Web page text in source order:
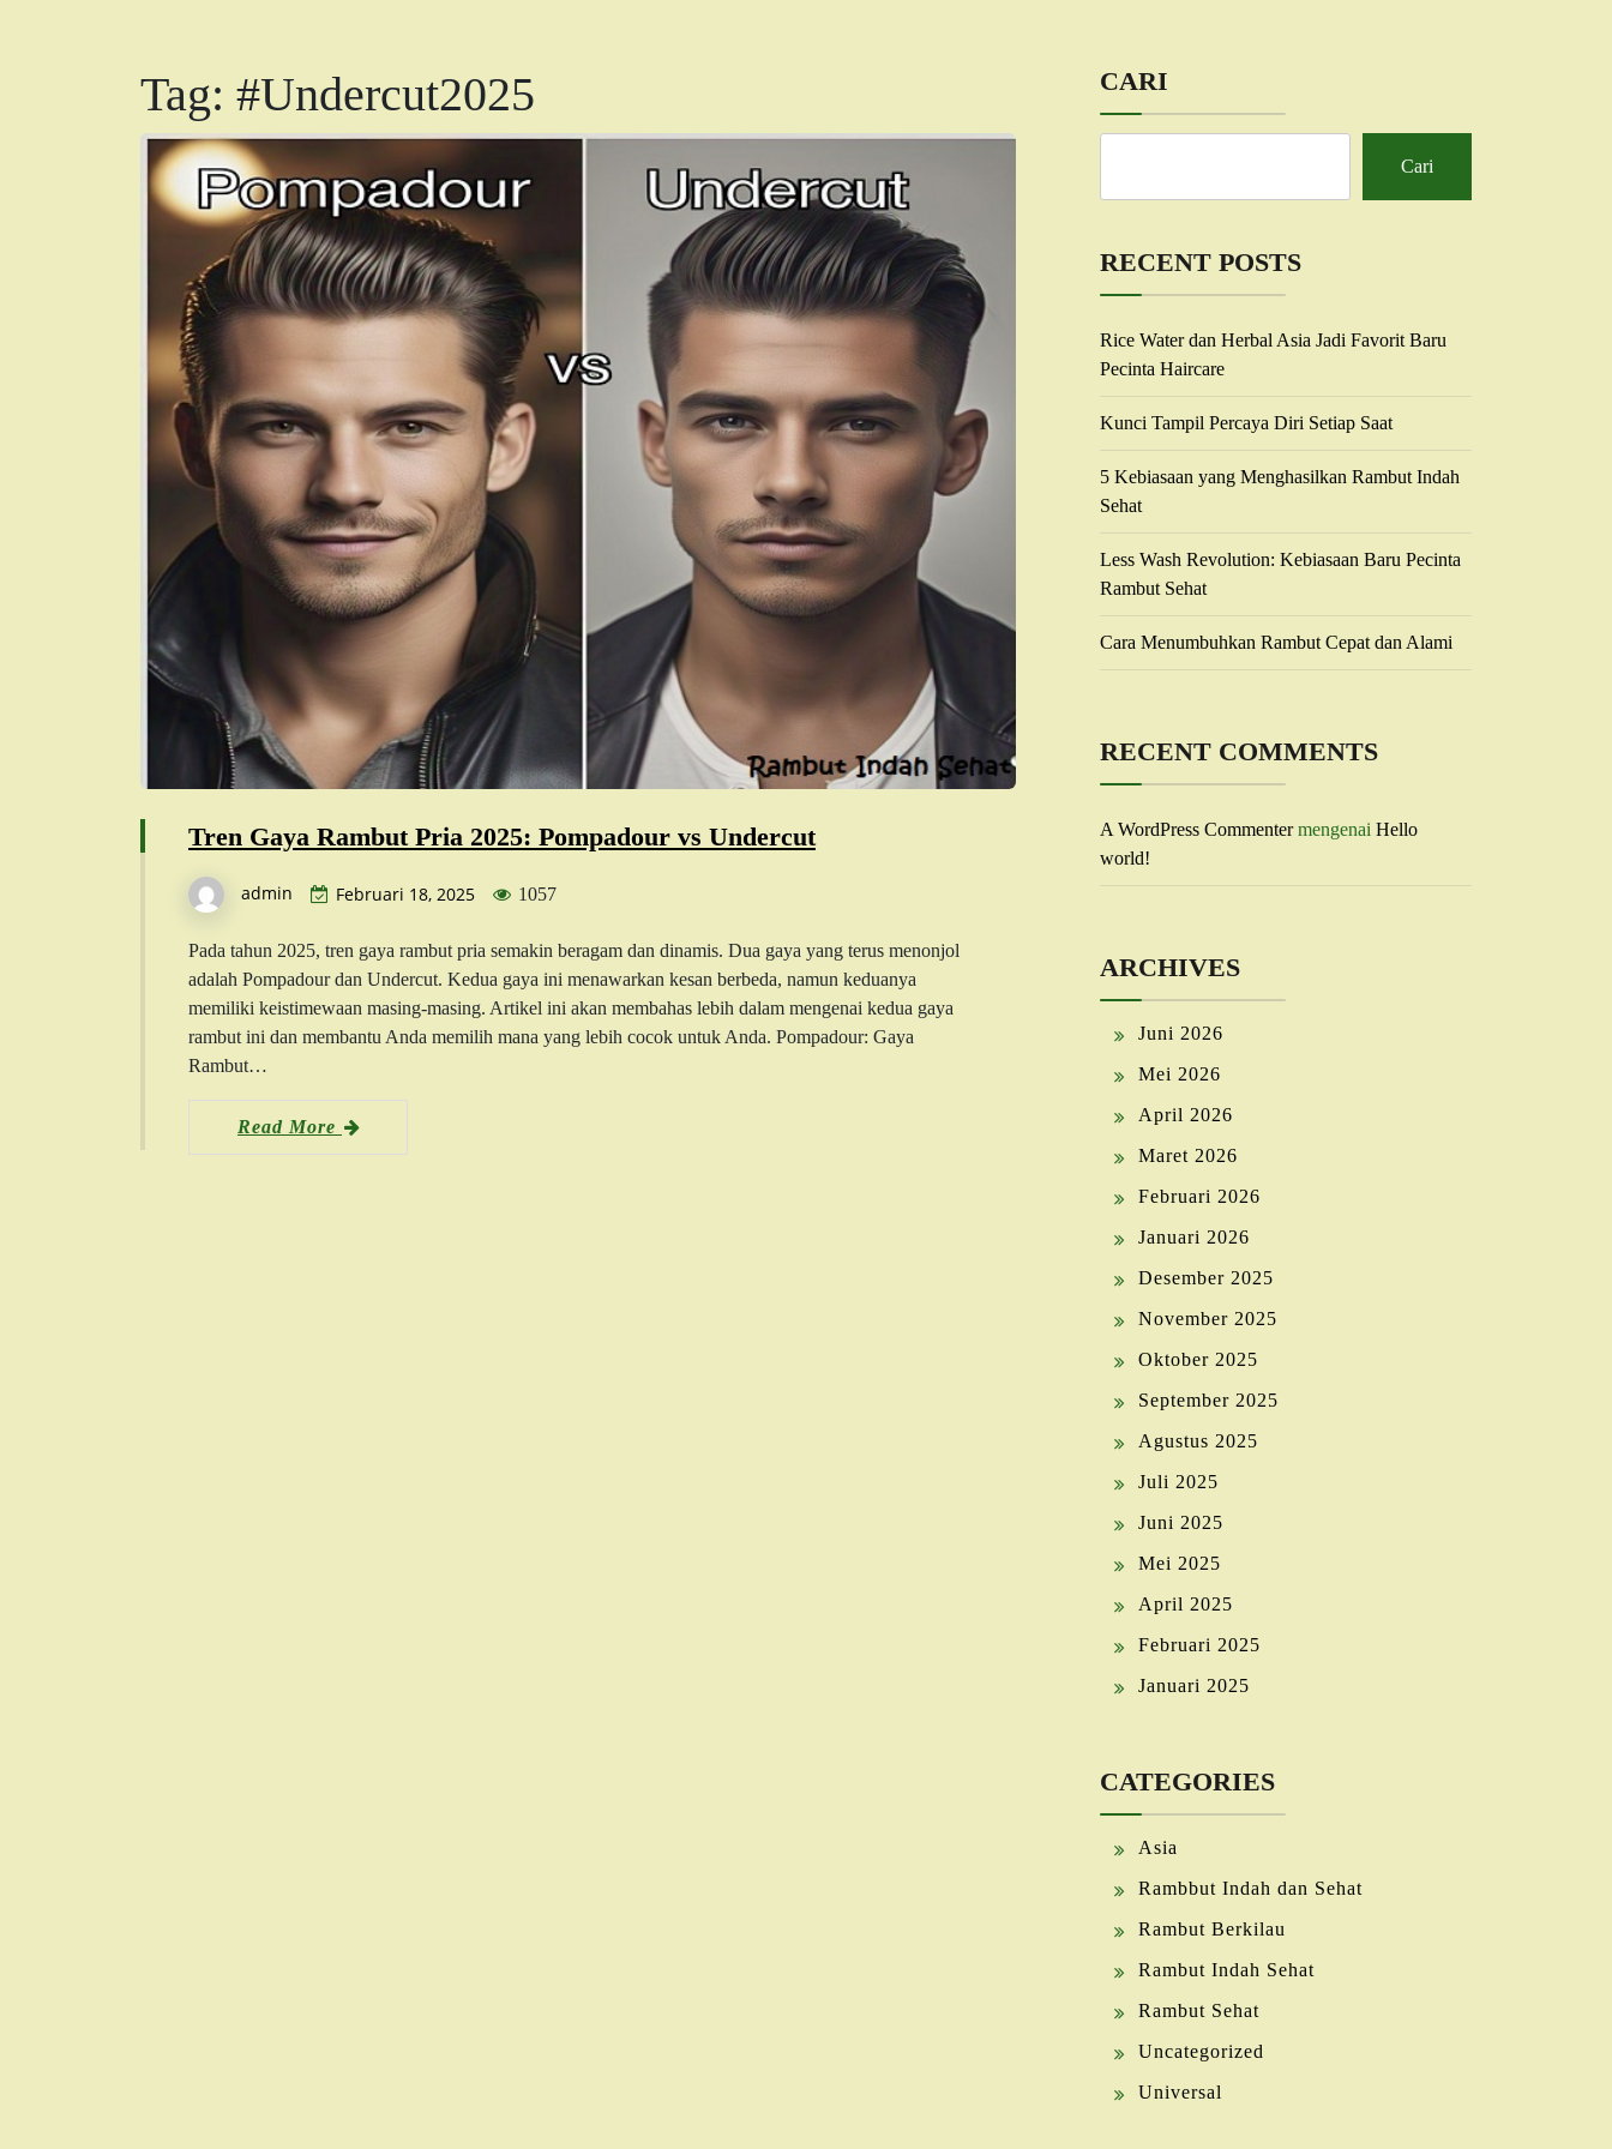
Tag: #Undercut2025
Tren Gaya Rambut Pria 2025: Pompadour vs Undercut
admin Februari 18, 2025 1057
Pada tahun 2025, tren gaya rambut pria semakin beragam dan dinamis. Dua gaya yang terus menonjol
adalah Pompadour dan Undercut. Kedua gaya ini menawarkan kesan berbeda, namun keduanya
memiliki keistimewaan masing-masing. Artikel ini akan membahas lebih dalam mengenai kedua gaya
rambut ini dan membantu Anda memilih mana yang lebih cocok untuk Anda. Pompadour: Gaya
Rambut…
Read More
CARI
Cari
RECENT POSTS
Rice Water dan Herbal Asia Jadi Favorit Baru
Pecinta Haircare
Kunci Tampil Percaya Diri Setiap Saat
5 Kebiasaan yang Menghasilkan Rambut Indah
Sehat
Less Wash Revolution: Kebiasaan Baru Pecinta
Rambut Sehat
Cara Menumbuhkan Rambut Cepat dan Alami
RECENT COMMENTS
A WordPress Commentermengenai Hello
world!
ARCHIVES
Juni 2026
Mei 2026
April 2026
Maret 2026
Februari 2026
Januari 2026
Desember 2025
November 2025
Oktober 2025
September 2025
Agustus 2025
Juli 2025
Juni 2025
Mei 2025
April 2025
Februari 2025
Januari 2025
CATEGORIES
Asia
Rambbut Indah dan Sehat
Rambut Berkilau
Rambut Indah Sehat
Rambut Sehat
Uncategorized
Universal